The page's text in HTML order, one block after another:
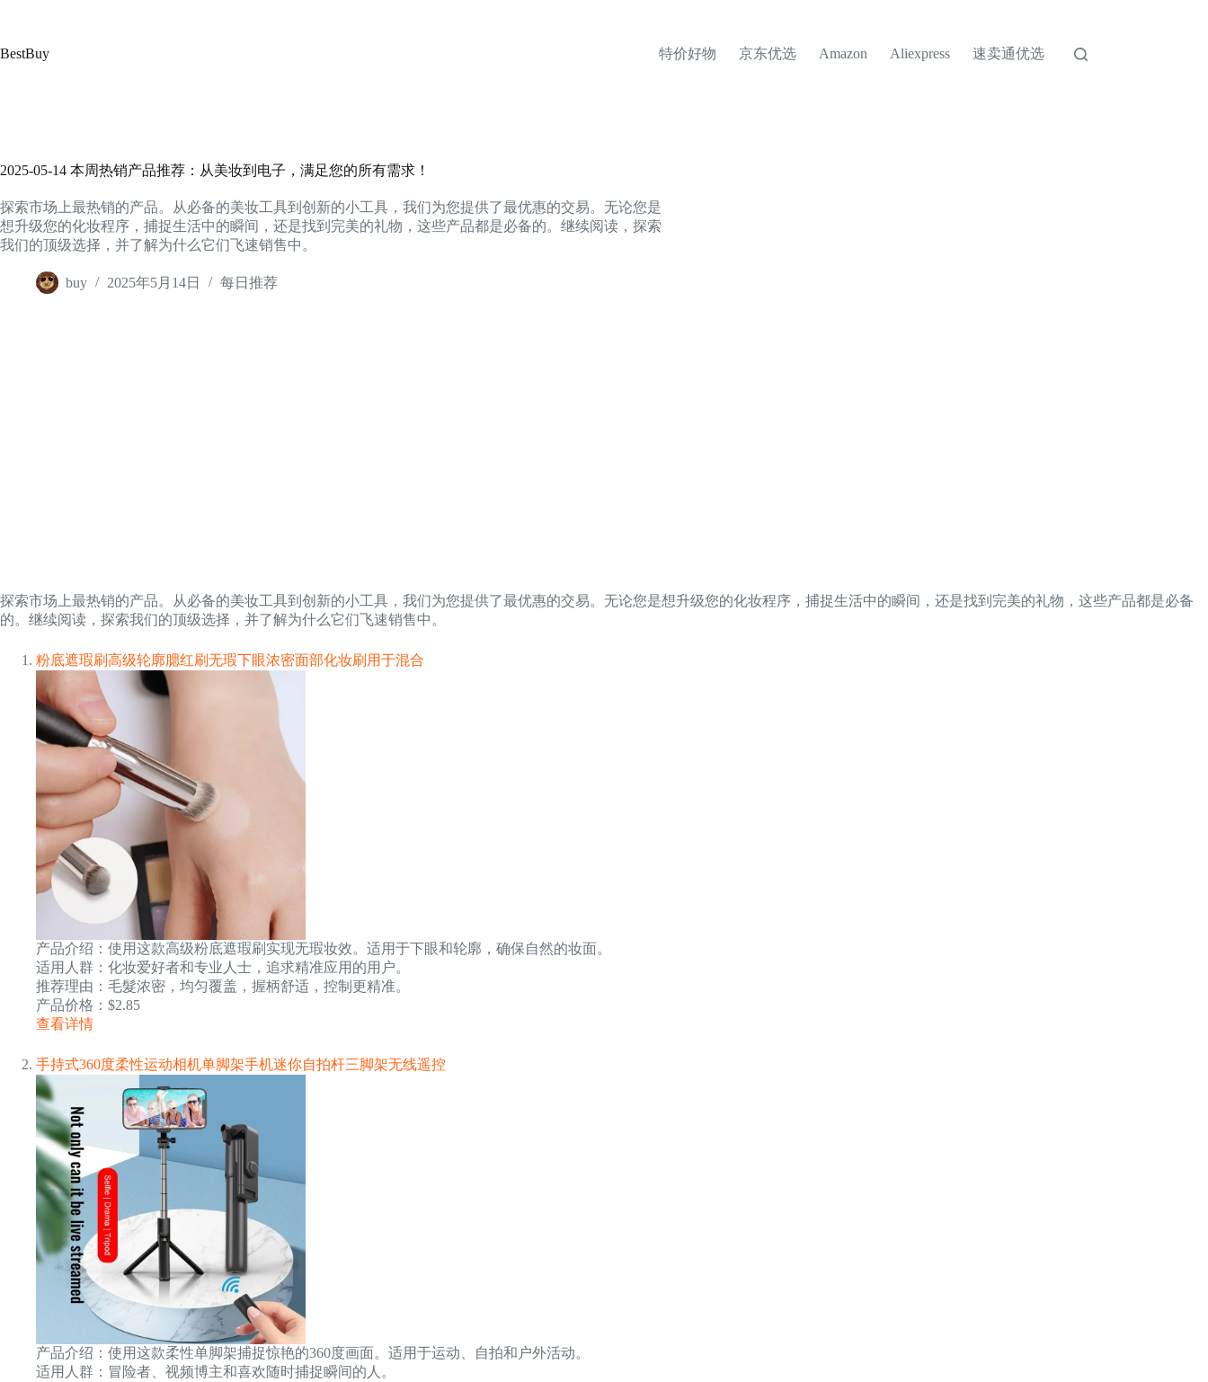
内
BestBuy 特价好物 京东优选 Amazon Aliexpress 速卖通优选
2025-05-14 本周热销产品推荐：从美妆到电子，满足您的所有需求！
探索市场上最热销的产品。从必备的美妆工具到创新的小工具，我们为您提供了最优惠的交易。无论您是
想升级您的化妆程序，捕捉生活中的瞬间，还是找到完美的礼物，这些产品都是必备的。继续阅读，探索
我们的顶级选择，并了解为什么它们飞速销售中。
buy 2025年5月14日 每日推荐
探索市场上最热销的产品。从必备的美妆工具到创新的小工具，我们为您提供了最优惠的交易。无论您是想升级您的化妆程序，捕捉生活中的瞬间，还是找到完美的礼物，这些产品都是必备
的。继续阅读，探索我们的顶级选择，并了解为什么它们飞速销售中。
粉底遮瑕刷高级轮廓腮红刷无瑕下眼浓密面部化妆刷用于混合
产品介绍：使用这款高级粉底遮瑕刷实现无瑕妆效。适用于下眼和轮廓，确保自然的妆面。
适用人群：化妆爱好者和专业人士，追求精准应用的用户。
推荐理由：毛髮浓密，均匀覆盖，握柄舒适，控制更精准。
产品价格：$2.85
查看详情
手持式360度柔性运动相机单脚架手机迷你自拍杆三脚架无线遥控
产品介绍：使用这款柔性单脚架捕捉惊艳的360度画面。适用于运动、自拍和户外活动。
适用人群：冒险者、视频博主和喜欢随时捕捉瞬间的人。